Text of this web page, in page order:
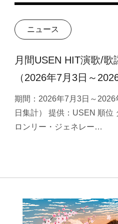
ニュース
月間USEN HIT演歌/歌
（2026年7月3日～
期間：2026年7月3日～
日集計） 提供：USEN 順位
ロンリー・ジェネレー…